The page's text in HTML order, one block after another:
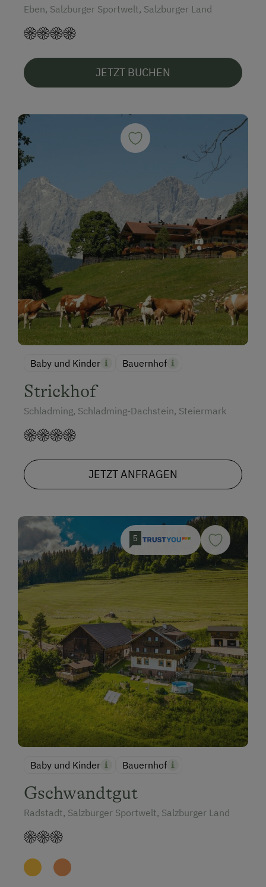
Eben, Salzburger Sportwelt, Salzburger Land
JETZT BUCHEN
Baby und Kinder Bauernhof
Strickhof
Schladming, Schladming-Dachstein, Steiermark
JETZT ANFRAGEN
5
Baby und Kinder Bauernhof
Gschwandtgut
Radstadt, Salzburger Sportwelt, Salzburger Land